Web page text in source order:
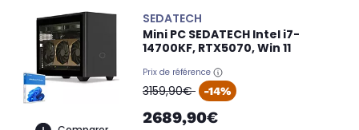
SEDATECH
Mini PC SEDATECH Intel i7-
14700KF, RTX5070, Win 11
Prix de référence
oldPrice
3159,90€ -14%
2689,90€